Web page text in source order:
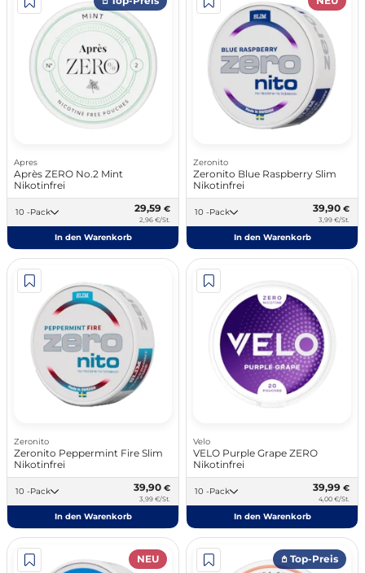
Apres
Après ZERO No.2 Mint
Nikotinfrei
10 -Pack 29,59 €
2,96 €/St.
In den Warenkorb
Zeronito
Zeronito Blue Raspberry Slim
Nikotinfrei
10 -Pack 39,90 €
3,99 €/St.
In den Warenkorb
Zeronito
Zeronito Peppermint Fire Slim
Nikotinfrei
10 -Pack 39,90 €
3,99 €/St.
In den Warenkorb
Velo
VELO Purple Grape ZERO
Nikotinfrei
10 -Pack 39,99 €
4,00 €/St.
In den Warenkorb
NEU 𖤘 Top-Preis